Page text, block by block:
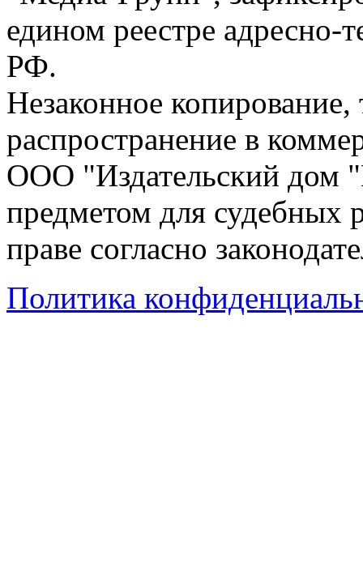
едином реестре адресно-
РФ.
Незаконное
распространение в
ООО "Издательский дом
предметом для судебных
праве согласно
Политика